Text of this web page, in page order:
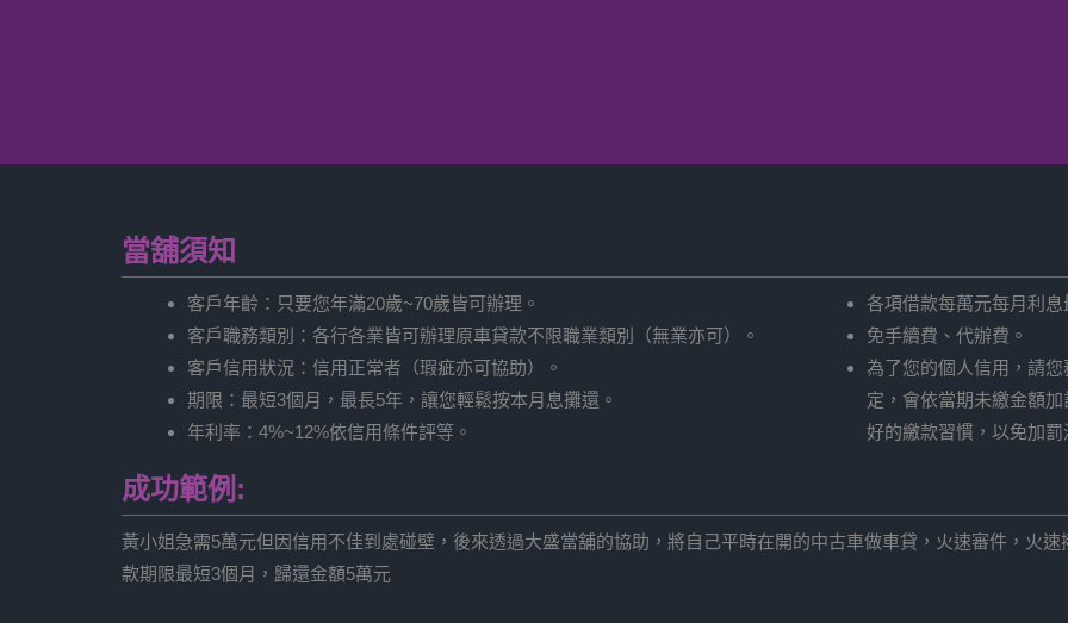
當舖須知
客戶年齡：只要您年滿20歲~70歲皆可辦理。
客戶職務類別：各行各業皆可辦理原車貸款不限職業類別（無業亦可）。
客戶信用狀況：信用正常者（瑕疵亦可協助）。
期限：最短3個月，最長5年，讓您輕鬆按本月息攤還。
年利率：4%~12%依信用條件評等。
各項借款每萬元每月利息
免手續費、代辦費。
為了您的個人信用，請
定，會依當期未繳金額
好的繳款習慣，以免加
成功範例:
黃小姐急需5萬元但因信用不佳到處碰壁，後來透過大盛當舖的協助，將自己平時在開的中古車做車貸，火速審件，火
款期限最短3個月，歸還金額5萬元